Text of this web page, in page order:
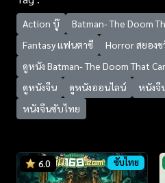
Action บู๊
Batman- The Doom
Fantasy แฟนตาซี
Horror สยอง
ดูหนัง Batman- The Doom That
ดูหนังจีน
ดูหนังออนไลน์ หนังจี
หนังจีนซับไทย
6.0 ซับไทย